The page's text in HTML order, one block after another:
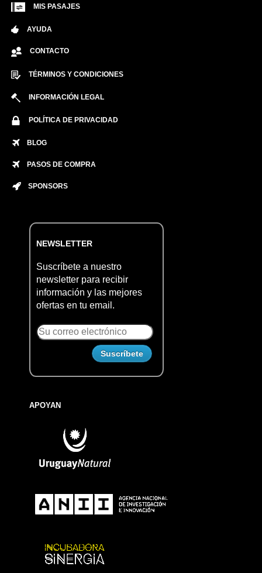
MIS PASAJES
AYUDA
CONTACTO
TÉRMINOS Y CONDICIONES
INFORMACIÓN LEGAL
POLÍTICA DE PRIVACIDAD
BLOG
PASOS DE COMPRA
SPONSORS
NEWSLETTER
Suscríbete a nuestro
newsletter para recibir
información y las mejores
ofertas en tu email.
APOYAN